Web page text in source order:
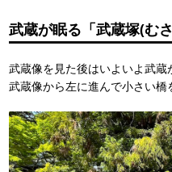
武蔵が眠る「武蔵塚(む
武蔵像を見た後はいよいよ武蔵
武蔵像から左に進んで小さい橋